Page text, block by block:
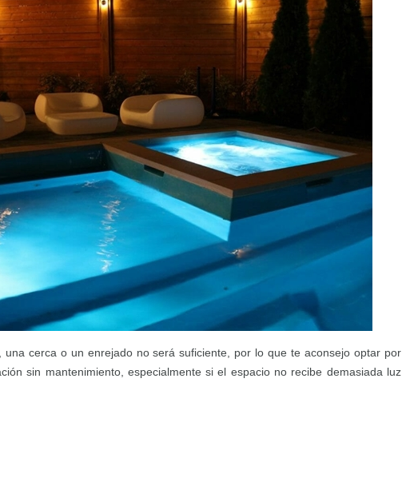
una cerca o un enrejado no será suficiente, por lo que te aconsejo optar por
sin mantenimiento, especialmente si el espacio no recibe demasiada luz